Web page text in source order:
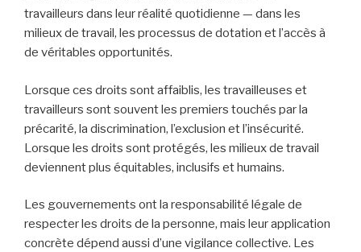
travailleurs dans leur réalité quotidienne — dans les
milieux de travail, les processus de dotation et l’accès à
de véritables opportunités.
Lorsque ces droits sont affaiblis, les travailleuses et
travailleurs sont souvent les premiers touchés par la
précarité, la discrimination, l’exclusion et l’insécurité.
Lorsque les droits sont protégés, les milieux de travail
deviennent plus équitables, inclusifs et humains.
Les gouvernements ont la responsabilité légale de
respecter les droits de la personne, mais leur application
concrète dépend aussi d’une vigilance collective. Les